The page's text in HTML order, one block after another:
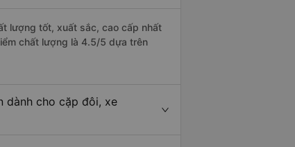
lượng tốt, xuất sắc, cao cấp nhất
chất lượng là 4.5/5 dựa trên
dành cho cặp đôi, xe